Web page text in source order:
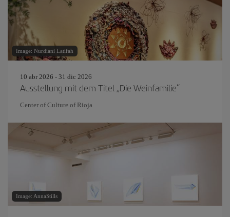
Image: Nurdiani Latifah
10 abr 2026 - 31 dic 2026
Ausstellung mit dem Titel „Die Weinfamilie“
Center of Culture of Rioja
Image: AnnaStills